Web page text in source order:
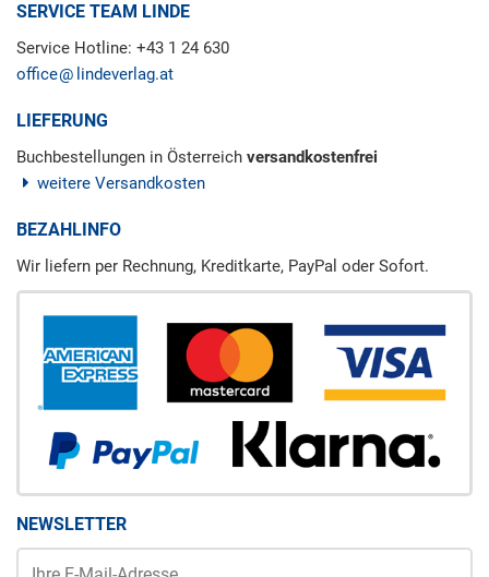
SERVICE TEAM LINDE
Service Hotline: +43 1 24 630
office
lindeverlag.at
LIEFERUNG
Buchbestellungen in Österreich versandkostenfrei
weitere Versandkosten
BEZAHLINFO
Wir liefern per Rechnung, Kreditkarte, PayPal oder Sofort.
NEWSLETTER